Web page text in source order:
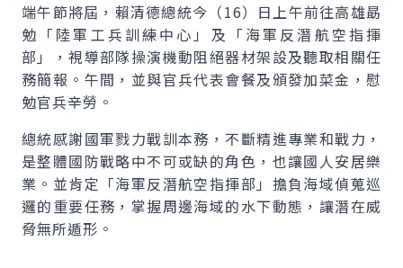
端午節將屆，賴清德總統今（16）日上午前往高雄勗
勉「陸軍工兵訓練中心」及「海軍反潛航空指揮
部」，視導部隊操演機動阻絕器材架設及聽取相關任
務簡報。午間，並與官兵代表會餐及頒發加菜金，慰
勉官兵辛勞。
總統感謝國軍戮力戰訓本務，不斷精進專業和戰力，
是整體國防戰略中不可或缺的角色，也讓國人安居樂
業。並肯定「海軍反潛航空指揮部」擔負海域偵蒐巡
邏的重要任務，掌握周邊海域的水下動態，讓潛在威
脅無所遁形。